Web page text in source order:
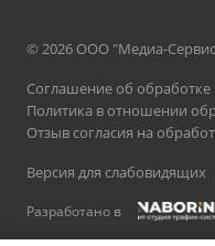
© 2026 ООО "Медиа-
Соглашение об
Политика в отношении
Отзыв согласия на
Версия для слабовидящих
Разработано в